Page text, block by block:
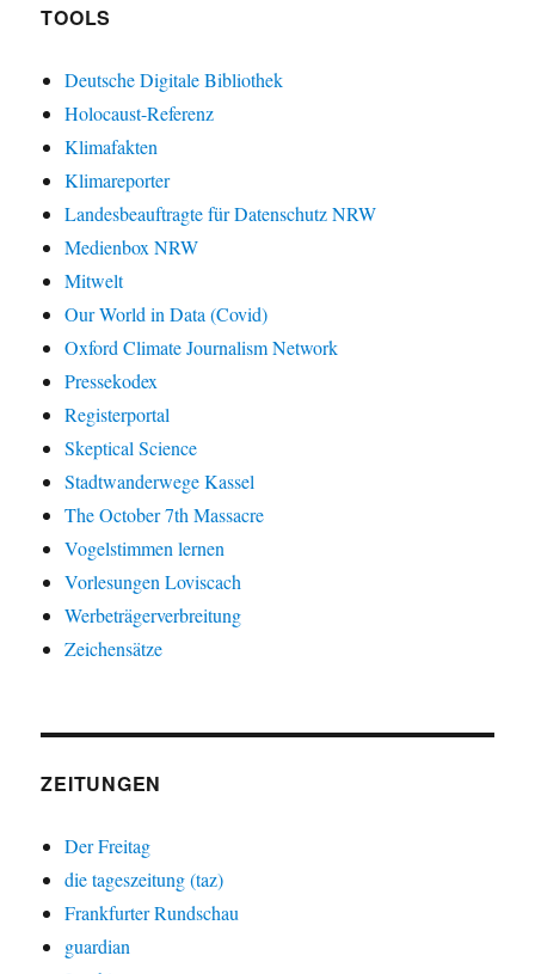
TOOLS
Deutsche Digitale Bibliothek
Holocaust-Referenz
Klimafakten
Klimareporter
Landesbeauftragte für Datenschutz NRW
Medienbox NRW
Mitwelt
Our World in Data (Covid)
Oxford Climate Journalism Network
Pressekodex
Registerportal
Skeptical Science
Stadtwanderwege Kassel
The October 7th Massacre
Vogelstimmen lernen
Vorlesungen Loviscach
Werbeträgerverbreitung
Zeichensätze
ZEITUNGEN
Der Freitag
die tageszeitung (taz)
Frankfurter Rundschau
guardian